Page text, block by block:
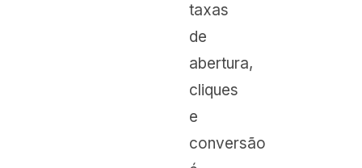
taxas
de
abertura,
cliques
e
conversão